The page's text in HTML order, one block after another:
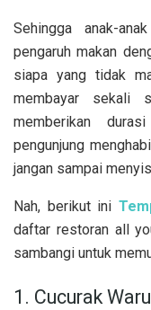
Sehingga anak-
pengaruh makan
siapa yang tidak
membayar sekali
memberikan
pengunjung
jangan sampai
Nah, berikut ini
daftar restoran all
sambangi untuk
1. Cucurak